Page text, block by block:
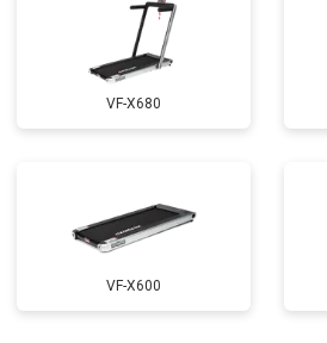
VF-X680
VF-X600